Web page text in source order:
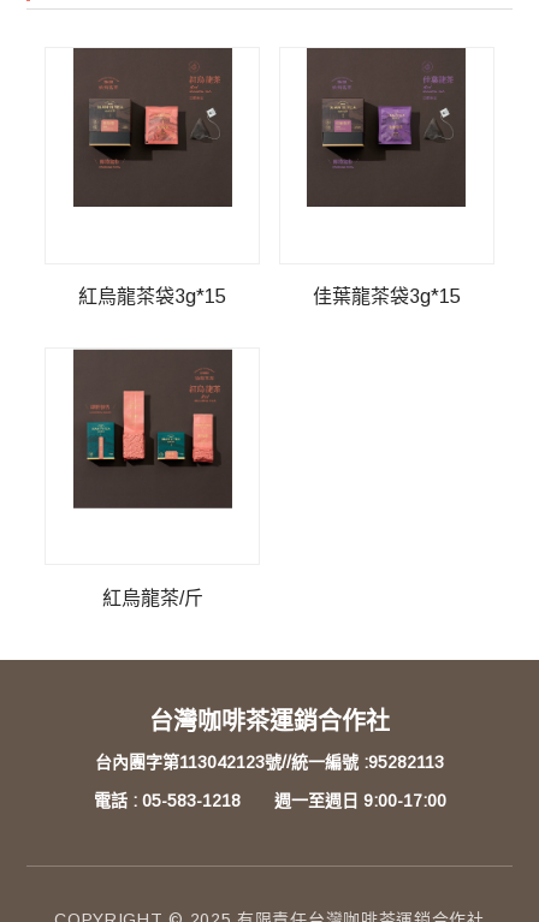
紅烏龍茶袋3g*15 佳葉龍茶袋3g*15
紅烏龍茶/斤
台灣咖啡茶運銷合作社
台內團字第113042123號//統一編號 :95282113
電話 : 05-583-1218 週一至週日 9:00-17:00